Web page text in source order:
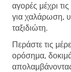
αγορές μέχρι
για χαλάρωση,
ταξιδιώτη.
Περάστε τις
ορόσημα,